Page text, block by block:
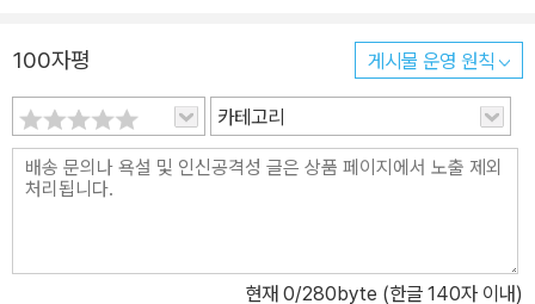
태는 이제 종식시켜야 한다는 게 강준만 교수의 주된 메시지다. 호남
에 대한 반대여야 한다. 부당한 차별과 모멸을 용인하거나 주도하는
진보는 존재할 수 없다. 그런데 일부 진보는 특정 지역에 대한 부당한
차별과 모멸을 전제로 진보를 해보겠다고 그러니, 그걸 어찌 진보라
해 호남 색깔을 지우려고 애를 쓴다. 이는 야당의 집권을 원하는 많은
100자평 게시물 운영 원칙
카테고리
현재 0/280byte (한글 140자 이내)